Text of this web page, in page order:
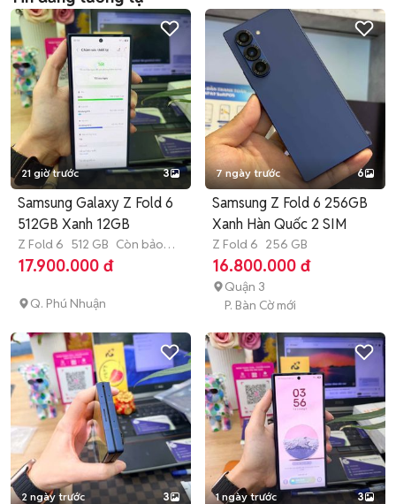
21 giờ trước 3
Samsung Galaxy Z Fold 6
512GB Xanh 12GB
Z Fold 6 512 GB Còn bảo
hành
17.900.000 đ
Q. Phú Nhuận
7 ngày trước 6
Samsung Z Fold 6 256GB
Xanh Hàn Quốc 2 SIM
Z Fold 6 256 GB
16.800.000 đ
Quận 3
P. Bàn Cờ mới
2 ngày trước 3 1 ngày trước 3